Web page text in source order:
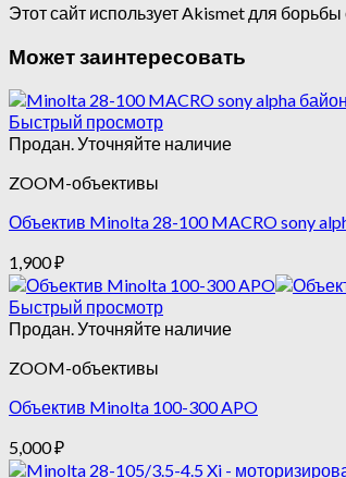
Этот сайт использует Akismet для борьбы
Может заинтересовать
Быстрый просмотр
Продан. Уточняйте наличие
ZOOM-объективы
Объектив Minolta 28-100 MACRO sony
1,900₽
Быстрый просмотр
Продан. Уточняйте наличие
ZOOM-объективы
Объектив Minolta 100-300 APO
5,000₽